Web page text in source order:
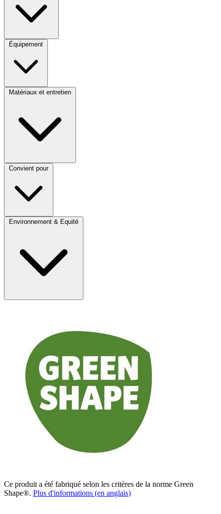
Équipement
Matériaux et entretien
Convient pour
Environnement & Equité
Ce produit a été fabriqué selon les critères de la norme Green
Shape®. Plus d'informations (en anglais)